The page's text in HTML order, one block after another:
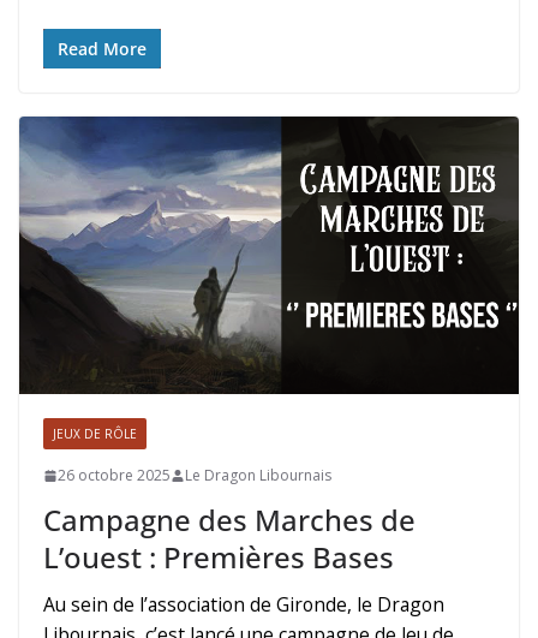
Read More
JEUX DE RÔLE
26 octobre 2025 Le Dragon Libournais
Campagne des Marches de
L’ouest : Premières Bases
Au sein de l’association de Gironde, le Dragon